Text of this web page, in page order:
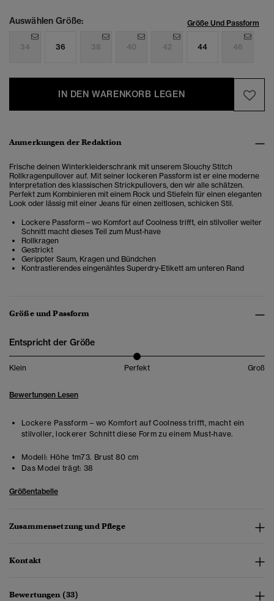
Auswählen Größe: Größe Und Passform
34 36 38 40 42 44 46
IN DEN WARENKORB LEGEN
Anmerkungen der Redaktion
Frische deinen Winterkleiderschrank mit unserem Slouchy Stitch
Rollkragenpullover auf. Mit seiner lockeren Passform ist er eine moderne
Interpretation des klassischen Strickpullovers, den wir alle schätzen.
Perfekt zum Kombinieren mit einem Rock und Stiefeln für einen eleganten
Look oder lässig mit einer Jeans für einen zeitlosen, schicken Stil.
Lockere Passform – wo Komfort auf Coolness trifft, ein stilvoller weiter
Schnitt macht dieses Teil zum Must-have
Rollkragen
Gestrickt
Gerippter Saum, Kragen und Bündchen
Kontrastierendes eingenähtes Superdry-Etikett am unteren Rand
Größe und Passform
Entspricht der Größe
Klein Perfekt Groß
Bewertungen Lesen
Lockere Passform – wo Komfort auf Coolness trifft, macht ein
stilvoller, lockerer Schnitt diese Form zu einem Must-have.
Modell: Höhe 1m73. Brust 80 cm
Das Model trägt: 38
Größentabelle
Zusammensetzung und Pflege
Kontakt
Bewertungen (33)